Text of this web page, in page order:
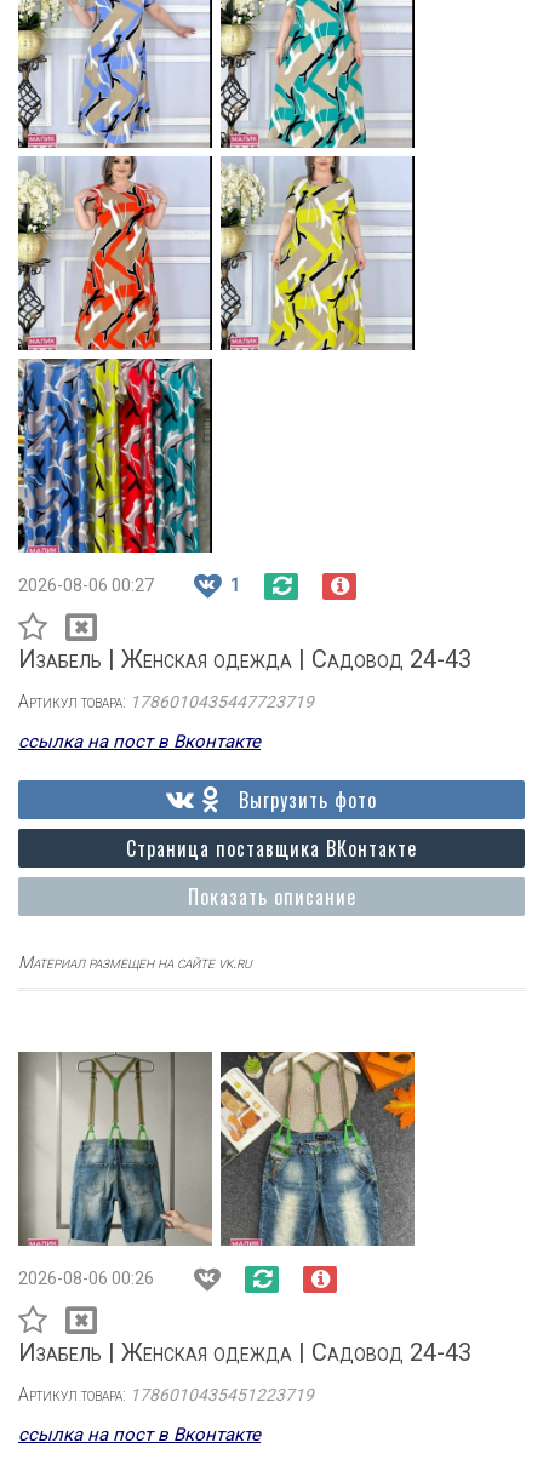
2026-08-06 00:27 1
Изабель | Женская одежда | Садовод 24-43
Артикул товара: 1786010435447723719
ссылка на пост в Вконтакте
Показать описание
Страница поставщика ВКонтакте
Выгрузить фото
Материал размещен на сайте vk.ru
2026-08-06 00:26
Изабель | Женская одежда | Садовод 24-43
Артикул товара: 1786010435451223719
ссылка на пост в Вконтакте